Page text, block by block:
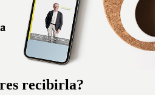
recibirla?